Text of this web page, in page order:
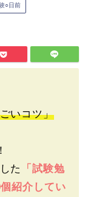
○日前
いコツ」
た
「試験勉
紹介してい